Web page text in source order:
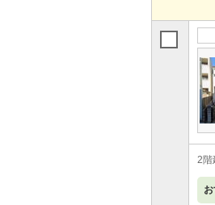
2階